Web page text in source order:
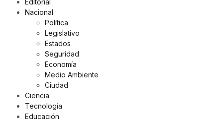
Editorial
Nacional
Política
Legislativo
Estados
Seguridad
Economía
Medio Ambiente
Ciudad
Ciencia
Tecnología
Educación